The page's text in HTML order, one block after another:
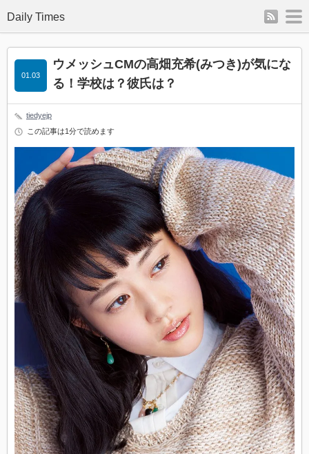
Daily Times rss
ウメッシュCMの高畑充希(みつき)が気にな
る！学校は？彼氏は？
01.03
tiedyejp
この記事は1分で読めます